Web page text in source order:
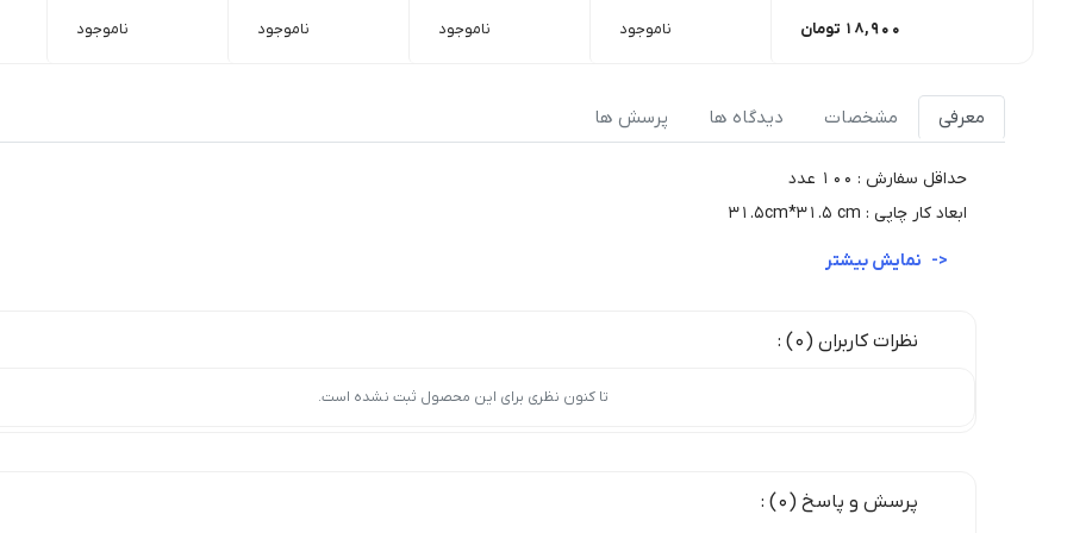
18,900 تومان ناموجود ناموجود ناموجود ناموجود
معرفی مشخصات دیدگاه ها پرسش ها
حداقل سفارش : 100 عدد
ابعاد کار چاپی : 31.5cm*31.5 cm
نظرات کاربران (0) :
تا کنون نظری برای این محصول ثبت نشده است.
پرسش و پاسخ (0) :